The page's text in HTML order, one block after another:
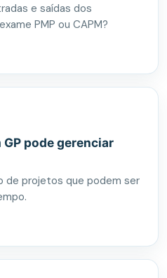
e saídas dos
PMP ou CAPM?
pode gerenciar
de projetos que podem ser